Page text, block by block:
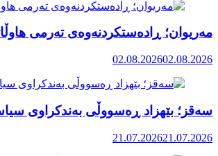
مەریوان؛ ڕادەستکردنەوەی تەرمی
02.08.202602.08.2026
سەقز؛ بێهزاد ڕەسووڵی بەندکراوی
21.07.202621.07.2026